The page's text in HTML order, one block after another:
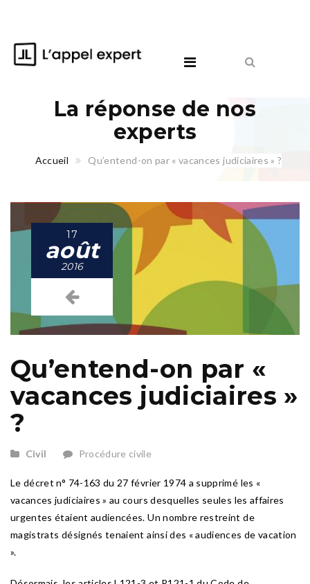
La réponse de nos
experts
Accueil Qu’entend-on par « vacances judiciaires » ?
17
août
2016
Qu’entend-on par «
vacances judiciaires »
?
Civil Procédure civile
Le décret n° 74-163 du 27 février 1974 a supprimé les «
vacances judiciaires » au cours desquelles seules les affaires
urgentes étaient audiencées. Un nombre restreint de
magistrats désignés tenaient ainsi des « audiences de vacation
».